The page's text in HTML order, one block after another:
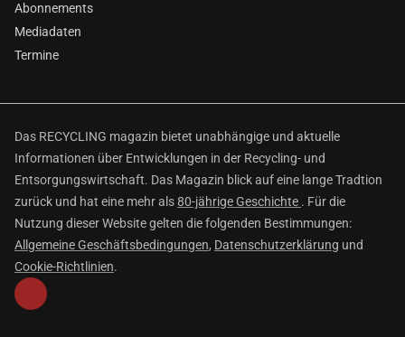
Abonnements
Mediadaten
Termine
Das RECYCLING magazin bietet unabhängige und aktuelle
Informationen über Entwicklungen in der Recycling- und
Entsorgungswirtschaft. Das Magazin blick auf eine lange Tradtion
zurück und hat eine mehr als80-jährige Geschichte . Für die
Nutzung dieser Website gelten die folgenden Bestimmungen:
Allgemeine Geschäftsbedingungen, Datenschutzerklärung und
Cookie-Richtlinien.